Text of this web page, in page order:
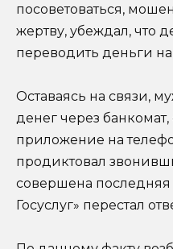
посоветоваться,
жертву, убеждал, что
переводить деньги на
Оставаясь на связи,
денег через
приложение на
продиктовал
совершена последняя
Госуслуг» перестал